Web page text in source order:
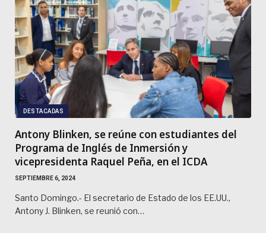
DESTACADAS
Antony Blinken, se reúne con estudiantes del
Programa de Inglés de Inmersión y
vicepresidenta Raquel Peña, en el ICDA
SEPTIEMBRE 6, 2024
Santo Domingo.- El secretario de Estado de los EE.UU.,
Antony J. Blinken, se reunió con…